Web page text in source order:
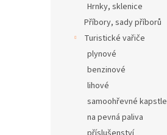
Hrnky, sklenice
Příbory, sady příborů
Turistické vařiče
plynové
benzinové
lihové
samoohřevné kapstle
na pevná paliva